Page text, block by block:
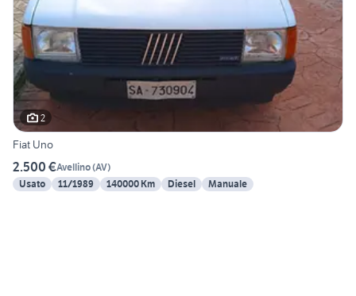
2
Fiat Uno
2.500 €Avellino(AV)
Usato
11/1989 140000 Km Diesel Manuale